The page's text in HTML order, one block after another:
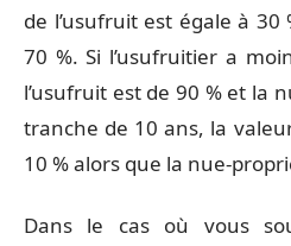
de l’usufruit est égale à
70 %. Si l’usufruitier a
l’usufruit est de 90 % et la
tranche de 10 ans, la
10 % alors que la nue-
Dans le cas où vous